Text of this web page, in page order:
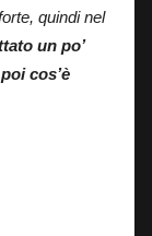
quindi nel
un po’
cos’è